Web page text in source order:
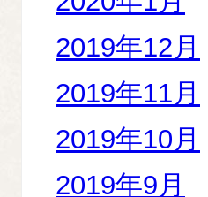
2019年12月
2019年11月
2019年10月
2019年9月